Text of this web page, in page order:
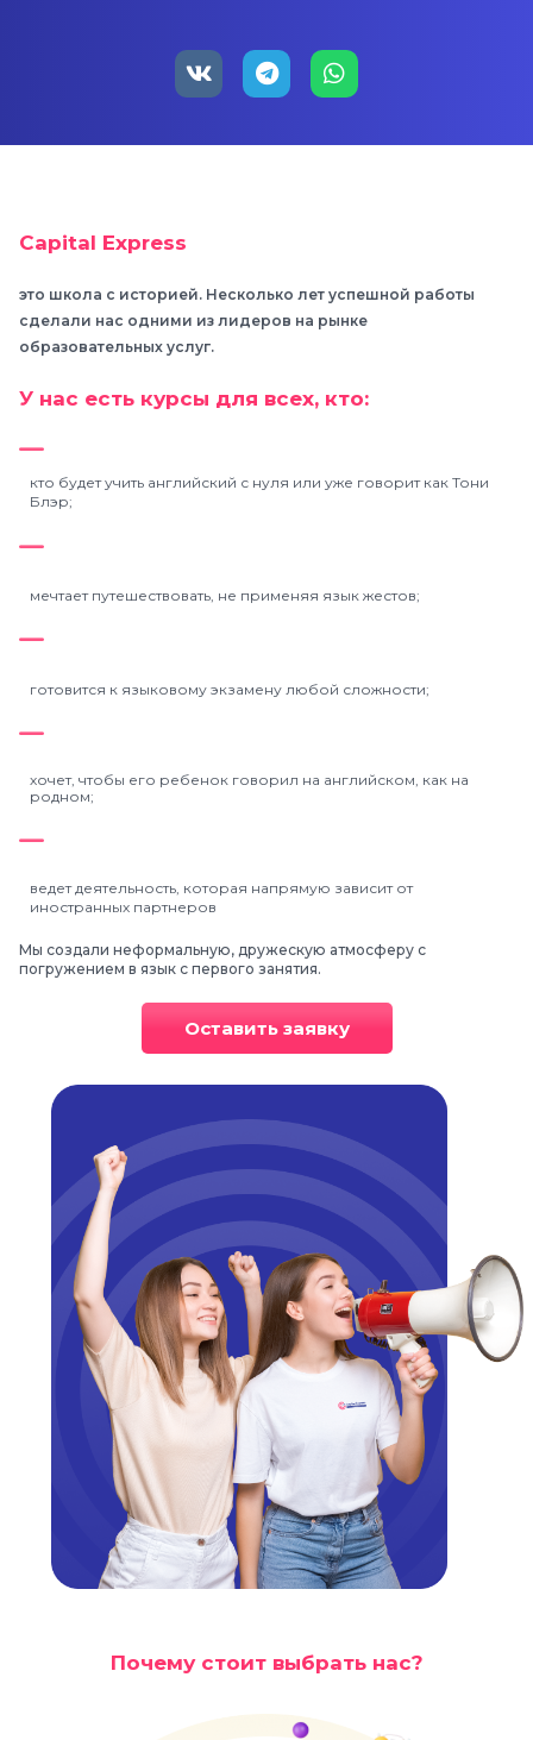
Capital Express
это школа с историей. Несколько лет успешной работы
сделали нас одними из лидеров на рынке
образовательных услуг.
У нас есть курсы для всех, кто:
кто будет учить английский с нуля или уже говорит как Тони
Блэр;
мечтает путешествовать, не применяя язык жестов;
готовится к языковому экзамену любой сложности;
хочет, чтобы его ребенок говорил на английском, как на
родном;
ведет деятельность, которая напрямую зависит от
иностранных партнеров
Мы создали неформальную, дружескую атмосферу с
погружением в язык с первого занятия.
Оставить заявку
Почему стоит выбрать нас?